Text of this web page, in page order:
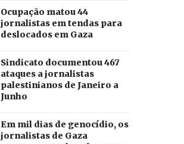
Ocupação matou 44
jornalistas em tendas para
deslocados em Gaza
Sindicato documentou 467
ataques a jornalistas
palestinianos de Janeiro a
Junho
Em mil dias de genocídio, os
jornalistas de Gaza